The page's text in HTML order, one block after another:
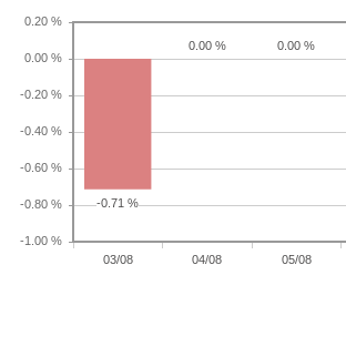
03/08 04/08 05/08
0.00 %
0.00 %
-0.71 %